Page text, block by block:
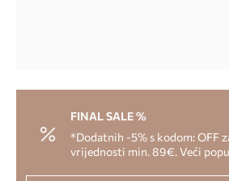
FINAL SALE %
*Dodatnih -5% s kodom: OFF
vrijednosti min. 89€. Veći